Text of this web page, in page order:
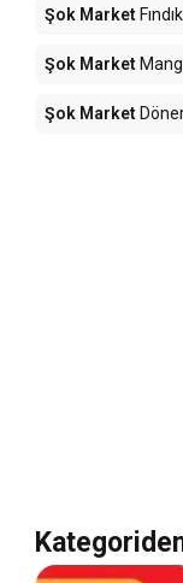
Şok Market Fındık
Şok Market
Şok Market